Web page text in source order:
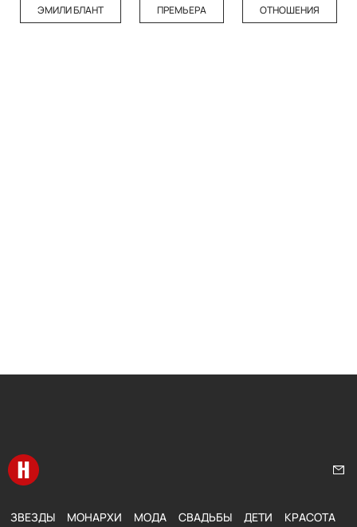
ЭМИЛИ БЛАНТ ПРЕМЬЕРА ОТНОШЕНИЯ
Перейти на главную
ЗВЕЗДЫ МОНАРХИ МОДА СВАДЬБЫ ДЕТИ КРАСОТА